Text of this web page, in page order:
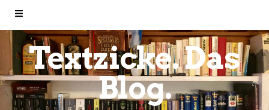
Textzicke. Das
Blog.